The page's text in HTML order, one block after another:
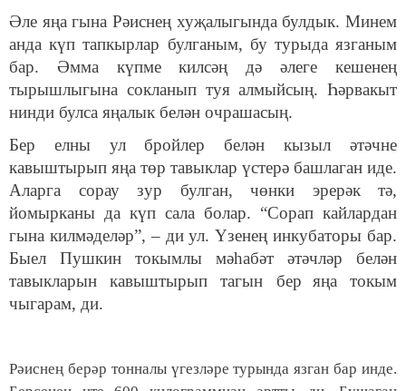
Әле яңа гына Рәиснең хуҗалыгында булдык. Минем
анда күп тапкырлар булганым, бу турыда язганым
бар. Әмма күпме килсәң дә әлеге кешенең
тырышлыгына сокланып туя алмыйсың. Һәрвакыт
нинди булса яңалык белән очрашасың.
Бер елны ул бройлер белән кызыл әтәчне
кавыштырып яңа төр тавыклар үстерә башлаган иде.
Аларга сорау зур булган, чөнки эрерәк тә,
йомырканы да күп сала болар. “Сорап кайлардан
гына килмәделәр”, – ди ул. Үзенең инкубаторы бар.
Быел Пушкин токымлы мәһабәт әтәчләр белән
тавыкларын кавыштырып тагын бер
яңа токым
чыгарам, ди.
Рәиснең берәр тонналы үгезләре турында язган бар инде.